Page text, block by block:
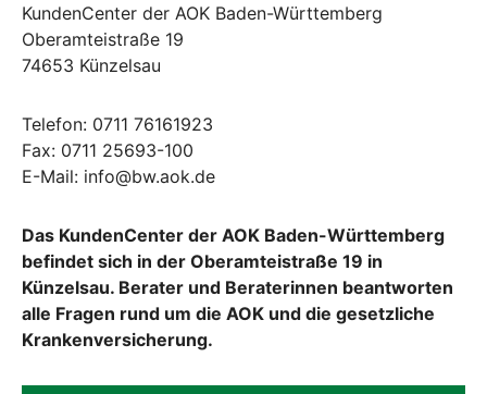
KundenCenter der AOK Baden-Württemberg
Oberamteistraße 19
74653 Künzelsau
Telefon: 0711 76161923
Fax: 0711 25693-100
E-Mail: info@bw.aok.de
Das KundenCenter der AOK Baden-Württemberg
befindet sich in der Oberamteistraße 19 in
Künzelsau. Berater und Beraterinnen beantworten
alle Fragen rund um die AOK und die gesetzliche
Krankenversicherung.